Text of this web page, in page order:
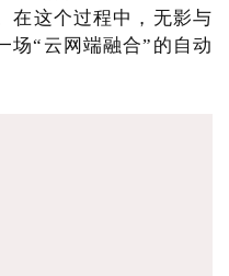
在这个过程中，无影与
场“云网端融合”的自动